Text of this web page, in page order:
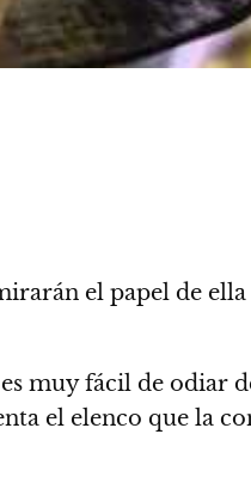
el papel de
muy fácil de odiar
el elenco que la